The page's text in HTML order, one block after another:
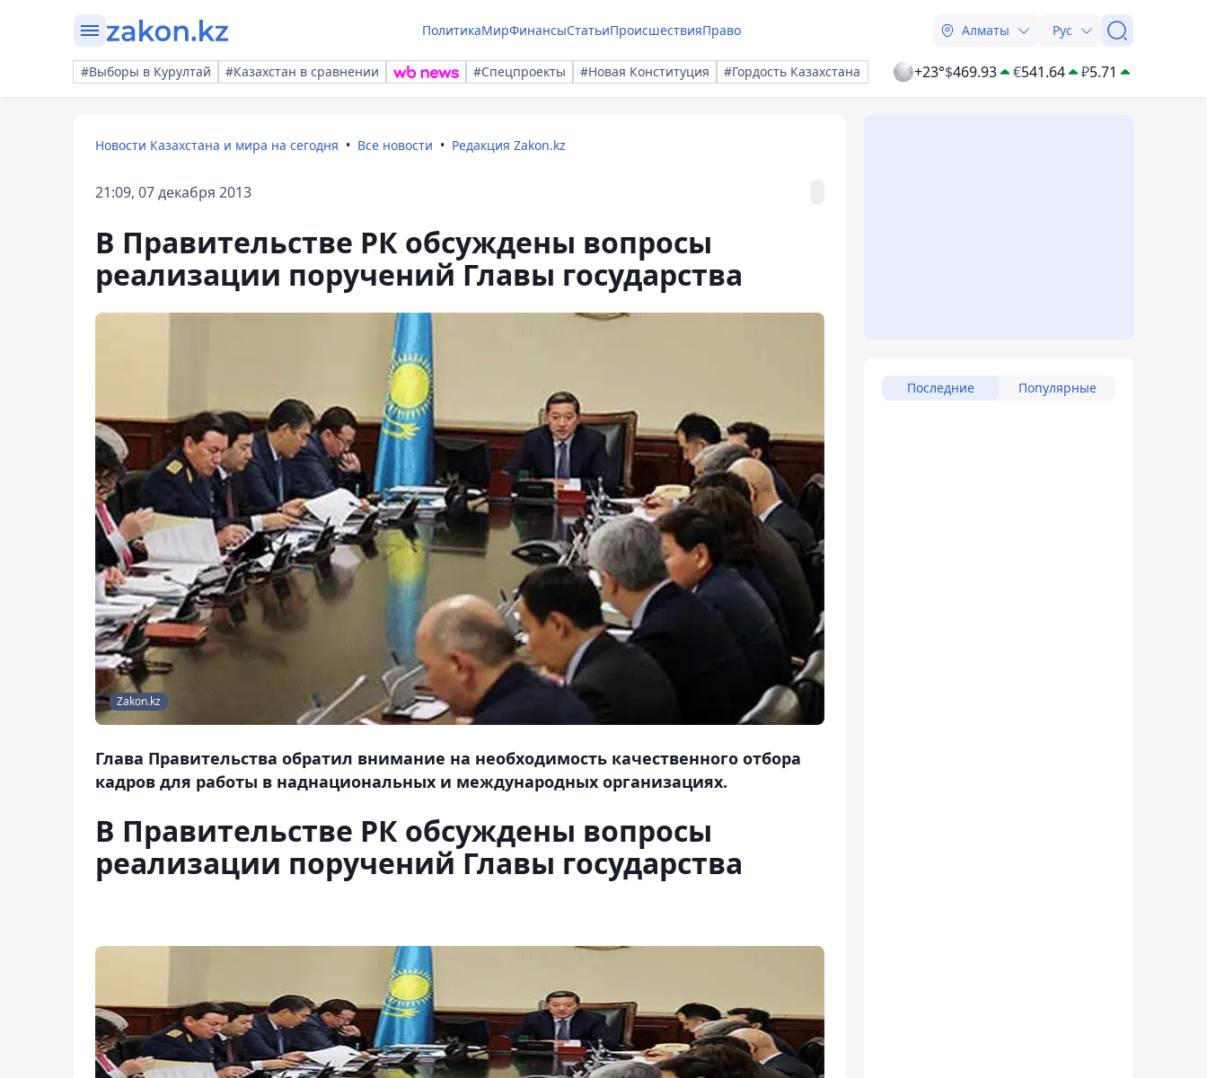
ПолитикаМирФинансыСтатьиПроисшествияПраво Алматы Рус
#Выборы в Курултай #Казахстан в сравнении #Спецпроекты #Новая Конституция #Гордость Казахстана +23°$469.93 €541.64 ₽5.71
Новости Казахстана и мира на сегодня Все новости Редакция Zakon.kz
21:09, 07 декабря 2013
В Правительстве РК обсуждены вопросы
реализации поручений Главы государства
Zakon.kz
Глава Правительства обратил внимание на необходимость качественного отбора
кадров для работы в наднациональных и международных организациях.
В Правительстве РК обсуждены вопросы
реализации поручений Главы государства
Последние Популярные